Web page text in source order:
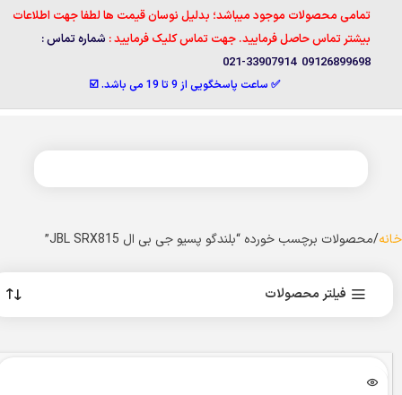
تمامی محصولات موجود میباشد؛ بدلیل نوسان قیمت ها لطفا جهت اطلاعات
بیشتر تماس حاصل فرمایید. جهت تماس کلیک فرمایید : شماره تماس :
09126899698 33907914-021
✅ ساعت پاسخگویی از 9 تا 19 می باشد. ☑️
خانه محصولات برچسب خورده “بلندگو پسیو جی بی ال JBL SRX815”
فیلتر محصولات